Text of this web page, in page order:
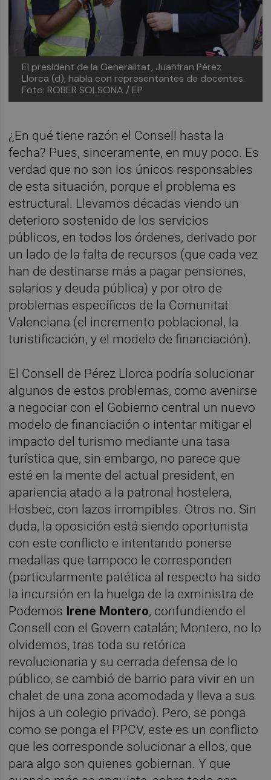
El president de la Generalitat, Juanfran Pérez
Llorca (d), habla con representantes de docentes.
Foto: ROBER SOLSONA / EP
¿En qué tiene razón el Consell hasta la
fecha? Pues, sinceramente, en muy poco. Es
verdad que no son los únicos responsables
de esta situación, porque el problema es
estructural. Llevamos décadas viendo un
deterioro sostenido de los servicios
públicos, en todos los órdenes, derivado por
un lado de la falta de recursos (que cada vez
han de destinarse más a pagar pensiones,
salarios y deuda pública) y por otro de
problemas específicos de la Comunitat
Valenciana (el incremento poblacional, la
turistificación, y el modelo de financiación).
El Consell de Pérez Llorca podría solucionar
algunos de estos problemas, como avenirse
a negociar con el Gobierno central un nuevo
modelo de financiación o intentar mitigar el
impacto del turismo mediante una tasa
turística que, sin embargo, no parece que
esté en la mente del actual president, en
apariencia atado a la patronal hostelera,
Hosbec, con lazos irrompibles. Otros no. Sin
duda, la oposición está siendo oportunista
con este conflicto e intentando ponerse
medallas que tampoco le corresponden
(particularmente patética al respecto ha sido
la incursión en la huelga de la exministra de
Podemos Irene Montero, confundiendo el
Consell con el Govern catalán; Montero, no lo
olvidemos, tras toda su retórica
revolucionaria y su cerrada defensa de lo
público, se cambió de barrio para vivir en un
chalet de una zona acomodada y lleva a sus
hijos a un colegio privado). Pero, se ponga
como se ponga el PPCV, este es un conflicto
que les corresponde solucionar a ellos, que
para algo son quienes gobiernan. Y que